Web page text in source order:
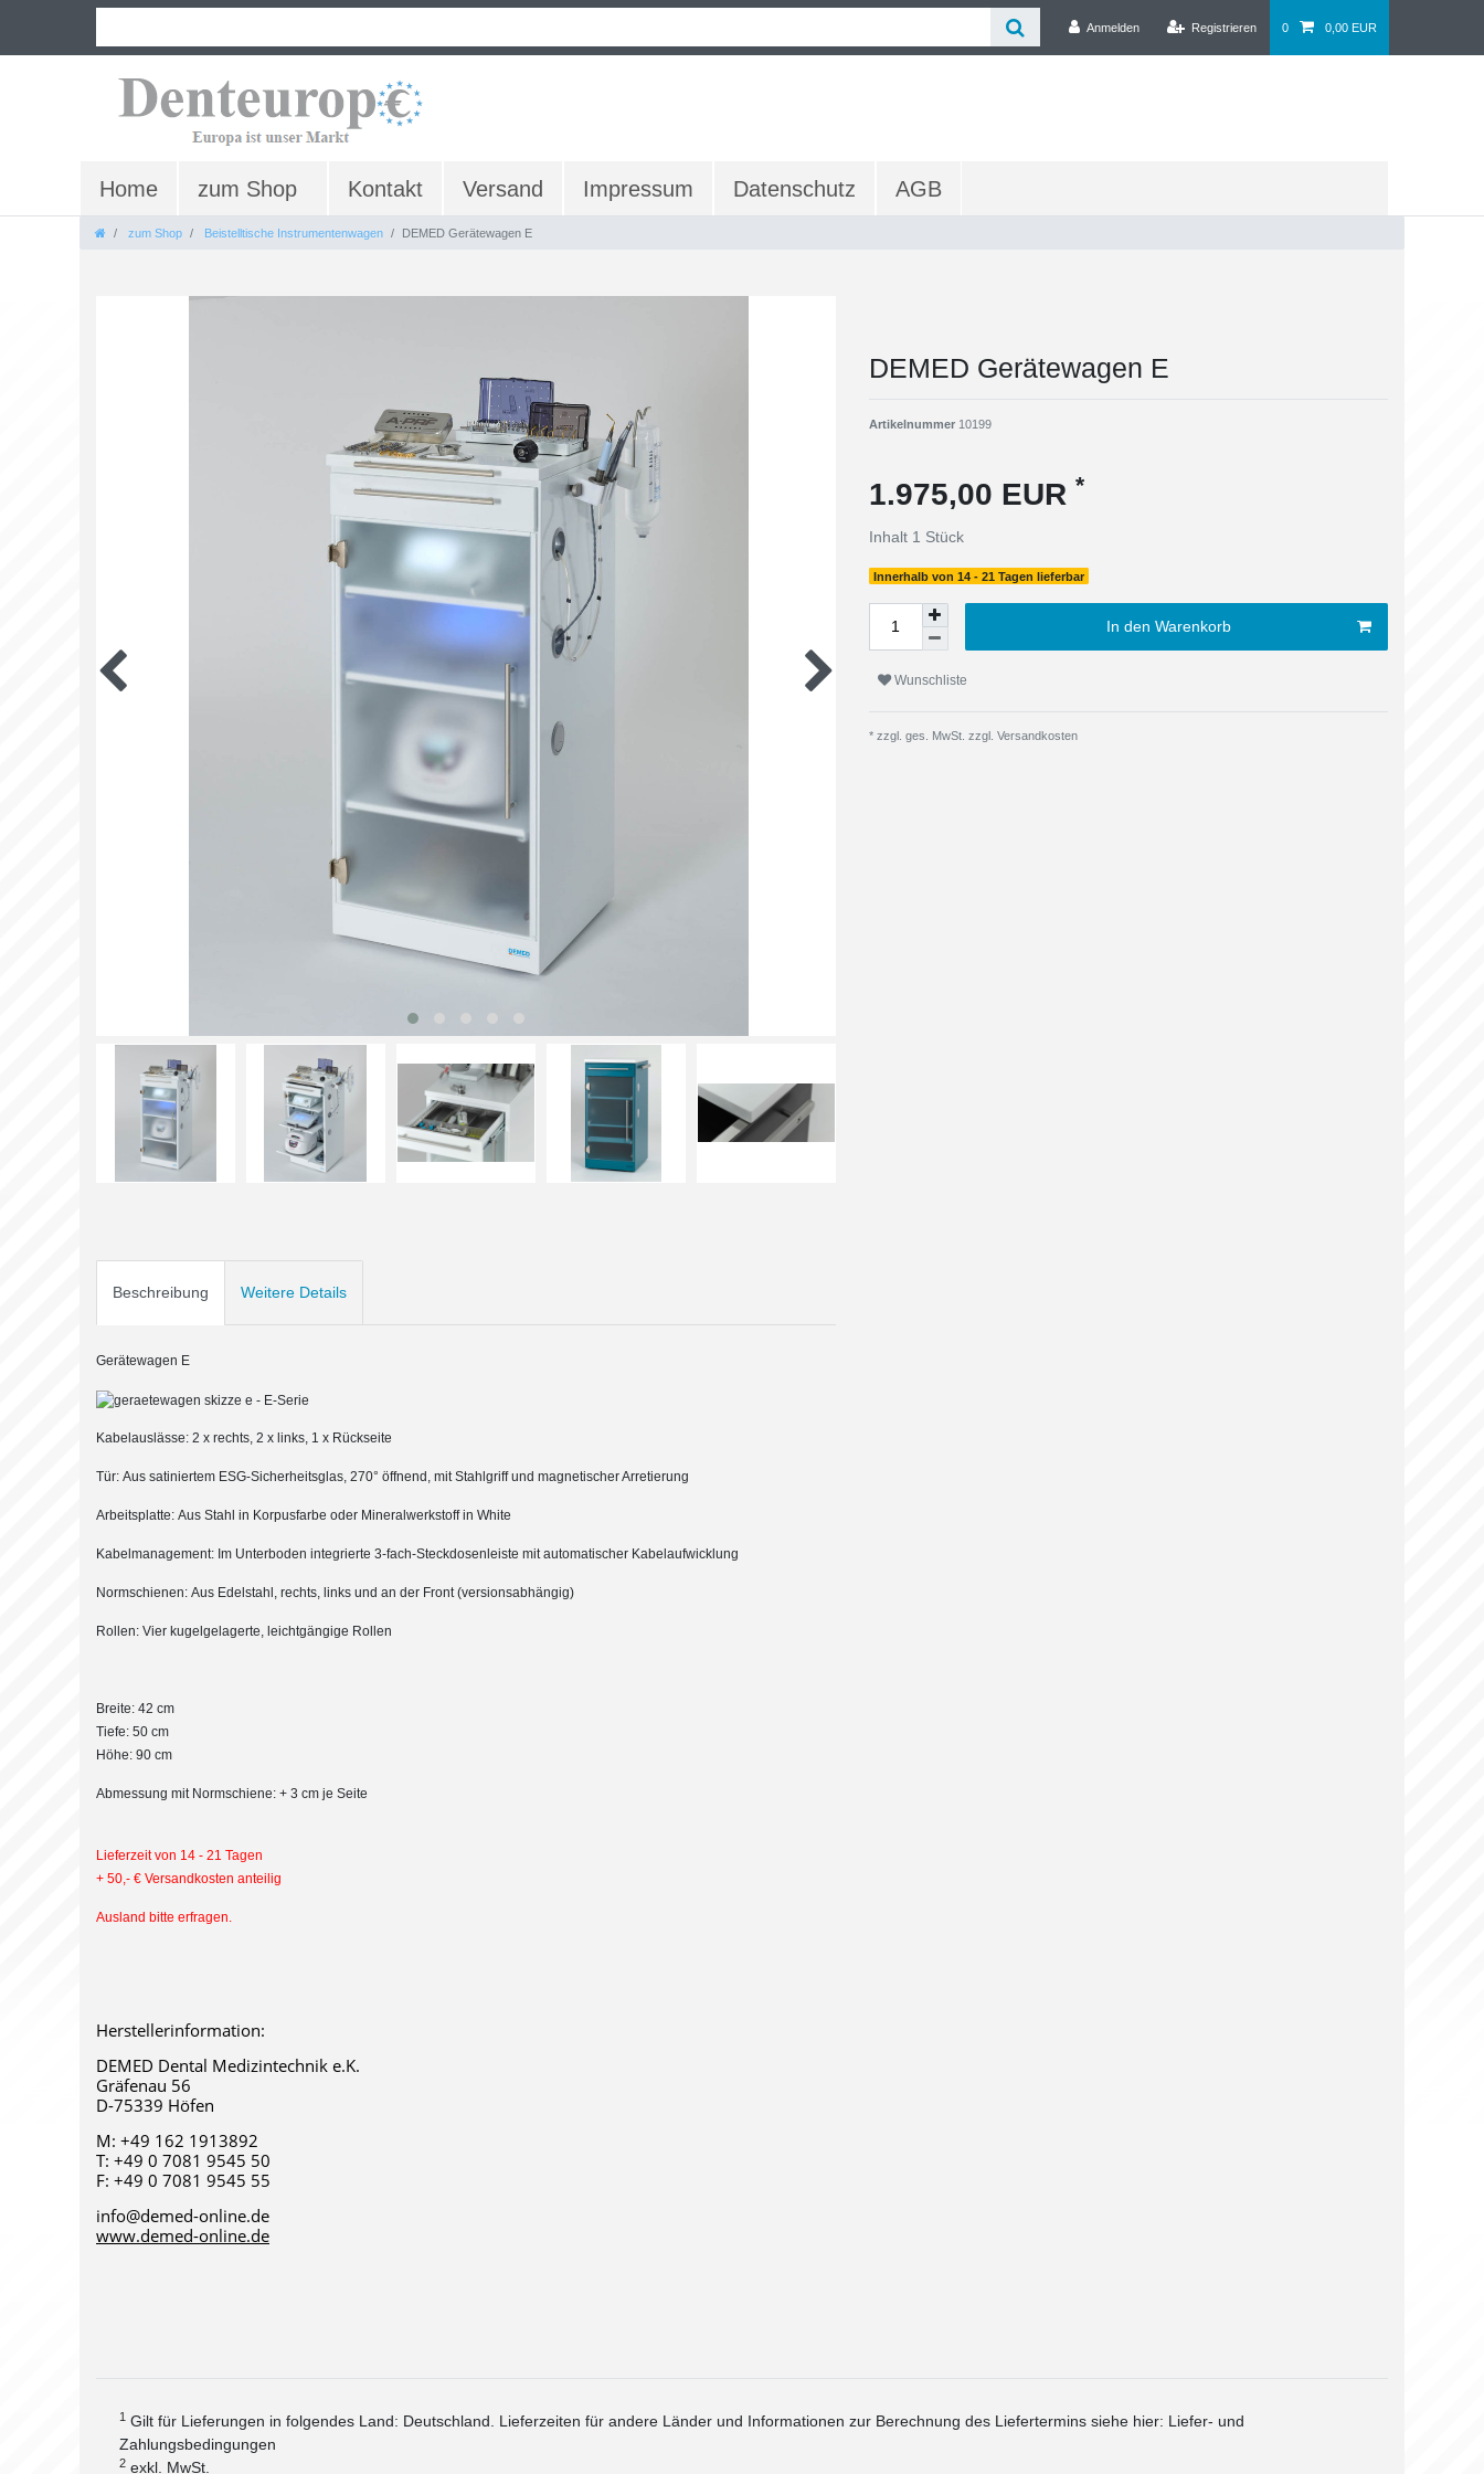
Anmelden Registrieren 0 0,00 EUR
Home zum Shop Kontakt Versand Impressum Datenschutz AGB
zum Shop Beistelltische Instrumentenwagen DEMED Gerätewagen E
DEMED Gerätewagen E
Artikelnummer 10199
1.975,00 EUR *
Inhalt 1 Stück
Innerhalb von 14 - 21 Tagen lieferbar
In den Warenkorb
Wunschliste
* zzgl. ges. MwSt. zzgl. Versandkosten
Beschreibung Weitere Details
Gerätewagen E
Kabelauslässe: 2 x rechts, 2 x links, 1 x Rückseite
Tür: Aus satiniertem ESG-Sicherheitsglas, 270° öffnend, mit Stahlgriff und magnetischer Arretierung
Arbeitsplatte: Aus Stahl in Korpusfarbe oder Mineralwerkstoff in White
Kabelmanagement: Im Unterboden integrierte 3-fach-Steckdosenleiste mit automatischer Kabelaufwicklung
Normschienen: Aus Edelstahl, rechts, links und an der Front (versionsabhängig)
Rollen: Vier kugelgelagerte, leichtgängige Rollen
Breite: 42 cm
Tiefe: 50 cm
Höhe: 90 cm
Abmessung mit Normschiene: + 3 cm je Seite
Lieferzeit von 14 - 21 Tagen
+ 50,- € Versandkosten anteilig
Ausland bitte erfragen.
Herstellerinformation:
DEMED Dental Medizintechnik e.K.
Gräfenau 56
D-75339 Höfen
M: +49 162 1913892
T: +49 0 7081 9545 50
F: +49 0 7081 9545 55
info@demed-online.de
www.demed-online.de
1 Gilt für Lieferungen in folgendes Land: Deutschland. Lieferzeiten für andere Länder und Informationen zur Berechnung des Liefertermins siehe hier: Liefer- und
Zahlungsbedingungen
2 exkl. MwSt.